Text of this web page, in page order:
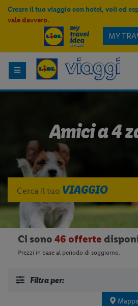
Creare il tuo viaggio con hotel, voli ed
vale davvero.
MY
Amici a 4
Cerca il tuo VIAGGIO
Ci sono46 offerte
Prezzi in base al periodo di soggiorno.
Filtra per: